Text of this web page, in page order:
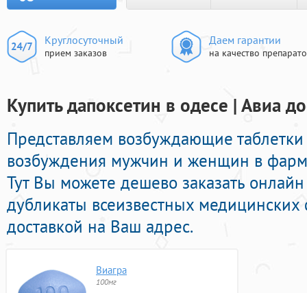
Круглосуточный
прием заказов
Даем гарантии
на качество
Купить дапоксетин в одесе | Авиа
Представляем возбуждающие
возбуждения мужчин и женщин в
Тут Вы можете дешево заказать
дубликаты всеизвестных
доставкой на Ваш адрес.
Виагра
100мг